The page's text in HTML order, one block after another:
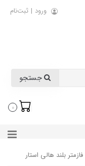
ورود | ثبت‌نام
0
فازمتر بلند هالی استار